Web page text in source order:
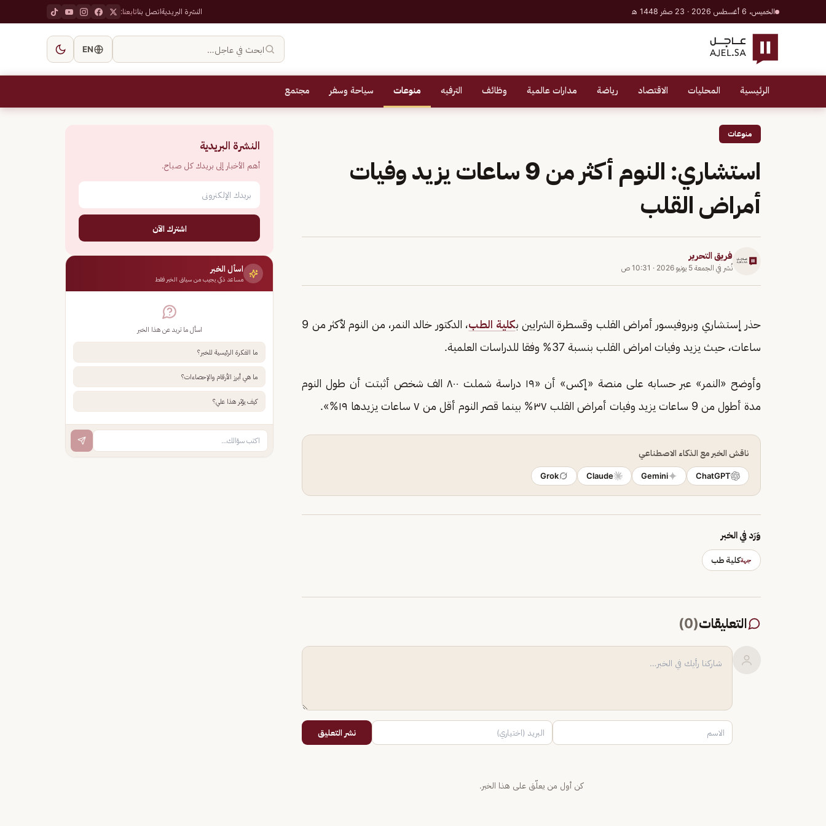
الخميس، 6 أغسطس 2026 · 23 صفر 1448 هـ النشرة البريديةاتصل بناتابعنا:
ابحث في عاجل… EN
الرئيسية المحليات الاقتصاد رياضة مدارات عالمية وظائف الترفيه منوعات سياحة وسفر مجتمع
منوعات
استشاري: النوم أكثر من 9 ساعات يزيد وفيات
أمراض القلب
فريق التحرير
نُشر في الجمعة 5 يونيو 2026 · 10:31 ص
حذر إستشاري وبروفيسور أمراض القلب وقسطرة الشرايين بكلية الطب
، الدكتور خالد النمر، من النوم لأكثر من 9
ساعات، حيث يزيد وفيات امراض القلب بنسبة 37% وفقا للدراسات العلمية.
وأوضح «النمر» عبر حسابه على منصة «إكس» أن «١٩ دراسة شملت ٨٠٠ الف شخص أثبتت أن طول النوم
مدة أطول من 9 ساعات يزيد وفيات أمراض القلب ٣٧% بينما قصر النوم أقل من ٧ ساعات يزيدها ١٩%».
ناقش الخبر مع الذكاء الاصطناعي
ChatGPT
Gemini
Claude
Grok
وَرَد في الخبر
جهةكلية طب
التعليقات(
0
)
نشر التعليق
كن أول من يعلّق على هذا الخبر.
النشرة البريدية
أهم الأخبار إلى بريدك كل صباح.
اشترك الآن
اسأل الخبر
مساعد ذكي يجيب من سياق الخبر فقط
اسأل ما تريد عن هذا الخبر
ما الفكرة الرئيسية للخبر؟
ما هي أبرز الأرقام والإحصاءات؟
كيف يؤثر هذا علي؟